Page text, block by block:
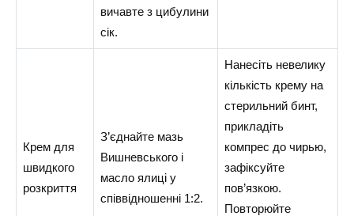
вичавте з цибулини
сік.
Крем для
швидкого
розкриття
З’єднайте мазь
Вишневського і
масло ялиці у
співвідношенні 1:2.
Нанесіть невелику
кількість крему на
стерильний бинт,
прикладіть
компрес до чирью,
зафіксуйте
пов’язкою.
Повторюйте